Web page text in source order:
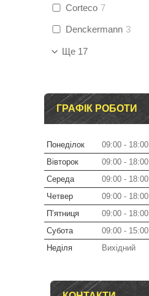
Corteco 7
Denckermann 3
Ще 17
ГРАФІК РОБОТИ
Понеділок 09:00
18:00
Вівторок
09:00
18:00
Середа
09:00
18:00
Четвер
09:00
18:00
Пʼятниця
09:00
18:00
Субота
09:00
15:00
Неділя
Вихідний